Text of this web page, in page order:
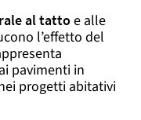
al tattoe alle
l’effetto del
pavimenti in
progetti abitativi